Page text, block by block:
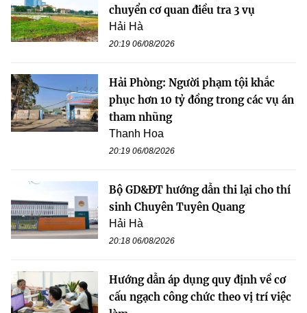
chuyển cơ quan điều tra 3 vụ
Hải Hà
20:19 06/08/2026
Hải Phòng: Người phạm tội khắc
phục hơn 10 tỷ đồng trong các vụ án
tham nhũng
Thanh Hoa
20:19 06/08/2026
Bộ GD&ĐT hướng dẫn thi lại cho thí
sinh Chuyên Tuyên Quang
Hải Hà
20:18 06/08/2026
Hướng dẫn áp dụng quy định về cơ
cấu ngạch công chức theo vị trí việc